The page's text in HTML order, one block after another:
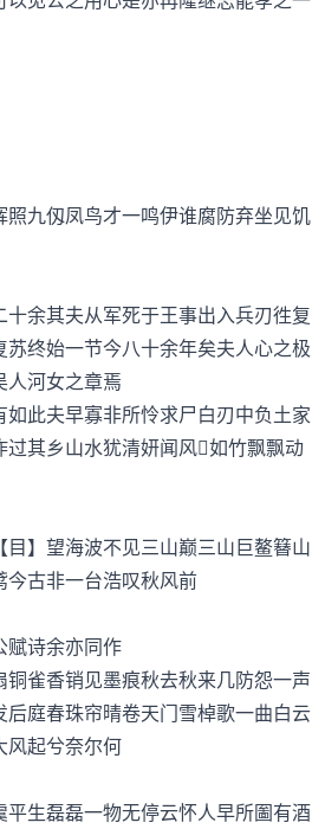
九仭凤鸟才一鸣伊谁腐防弃坐见饥
余其夫从军死于王事出入兵刃徃复
终始一节今八十余年矣夫人心之极
河女之章焉
此夫早寡非所怜求尸白刃中负土家
其乡山水犹清妍闻风如竹飘飘动
】望海波不见三山巅三山巨鳌簮山
古非一台浩叹秋风前
诗余亦同作
雀香销见墨痕秋去秋来几防怨一声
庭春珠帘晴卷天门雪棹歌一曲白云
风起兮奈尔何
生磊磊一物无停云怀人早所圗有酒